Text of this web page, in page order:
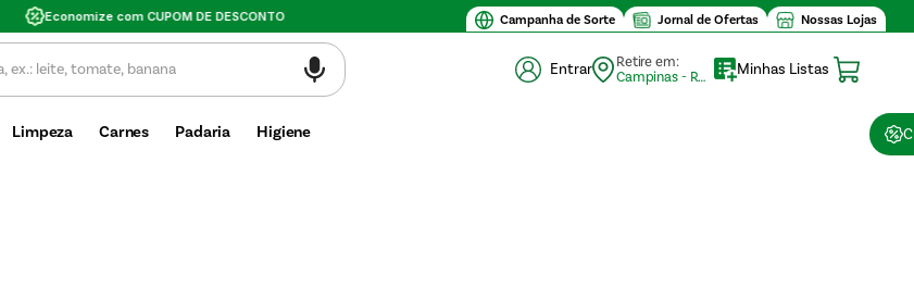
Campanha de Sorte Jornal de Ofertas Nossas Lojas
Valor mínimo de compra $30
Entrar
Retire em:
Campinas - Retirada (10)
Minhas Listas
Limpeza Carnes Padaria Higiene